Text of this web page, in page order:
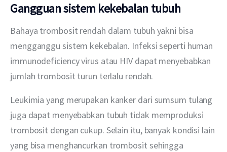
Gangguan sistem kekebalan tubuh
Bahaya trombosit rendah dalam tubuh yakni bisa
mengganggu sistem kekebalan. Infeksi seperti human
immunodeficiency virus atau HIV dapat menyebabkan
jumlah trombosit turun terlalu rendah.
Leukimia yang merupakan kanker dari sumsum tulang
juga dapat menyebabkan tubuh tidak memproduksi
trombosit dengan cukup. Selain itu, banyak kondisi lain
yang bisa menghancurkan trombosit sehingga